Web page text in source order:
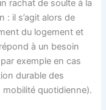
rachat de soulte à la
: il s’agit alors de
du logement et
à un besoin
exemple en cas
durable des
quotidienne).